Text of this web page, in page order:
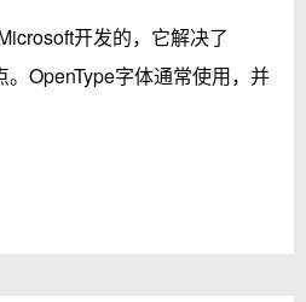
开发的，它解决了
OpenType字体通常使用，并